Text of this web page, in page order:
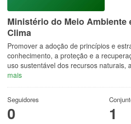
Ministério do Meio Ambiente
Clima
Promover a adoção de princípios e
conhecimento, a proteção e a
uso sustentável dos recursos naturais,
mais
Seguidores
0 1